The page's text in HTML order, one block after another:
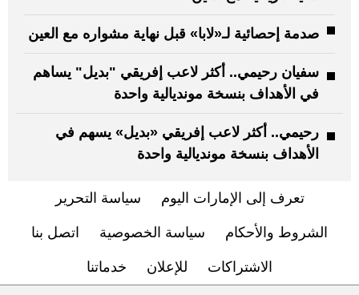
صدمة إحصائية لـ«لابا» قبل نهاية مشواره مع العين
سفيان رحيمي.. أكثر لاعب إفريقي "بديل" يساهم
في الأهداف بنسخة مونديالية واحدة
رحيمي.. أكثر لاعب إفريقي «بديل» يسهم في
الأهداف بنسخة مونديالية واحدة
تعرف إلى الإمارات اليوم سياسة التحرير
الشروط والأحكام سياسة الخصوصية اتصل بنا
الاشتراكات للإعلان خدماتنا